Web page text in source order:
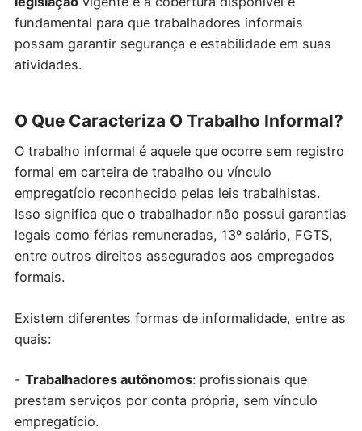
fundamental para que trabalhadores informais
possam garantir segurança e estabilidade em suas
atividades.
O Que Caracteriza O Trabalho Informal?
O trabalho informal é aquele que ocorre sem registro
formal em carteira de trabalho ou vínculo
empregatício reconhecido pelas leis trabalhistas.
Isso significa que o trabalhador não possui garantias
legais como férias remuneradas, 13º salário, FGTS,
entre outros direitos assegurados aos empregados
formais.
Existem diferentes formas de informalidade, entre as
quais:
- Trabalhadores autônomos: profissionais que
prestam serviços por conta própria, sem vínculo
empregatício.